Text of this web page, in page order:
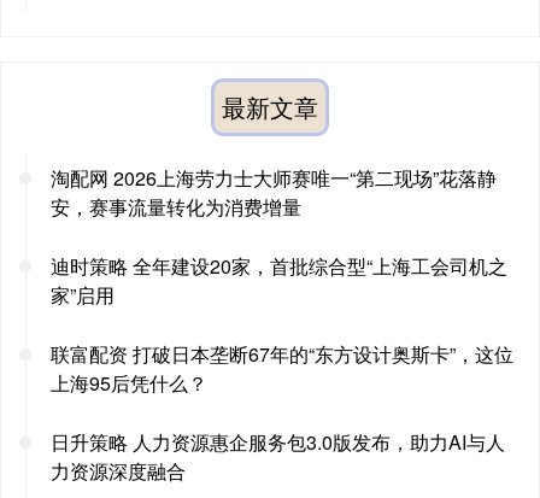
最新文章
淘配网 2026上海劳力士大师赛唯一“第二现场”花落静
安，赛事流量转化为消费增量
迪时策略 全年建设20家，首批综合型“上海工会司机之
家”启用
联富配资 打破日本垄断67年的“东方设计奥斯卡”，这位
上海95后凭什么？
日升策略 人力资源惠企服务包3.0版发布，助力AI与人
力资源深度融合